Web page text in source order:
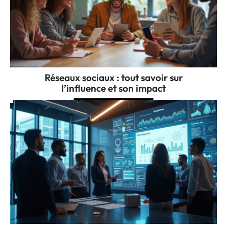
Réseaux sociaux : tout savoir sur
l’influence et son impact